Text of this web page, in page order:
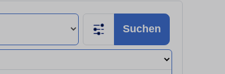
Suchen